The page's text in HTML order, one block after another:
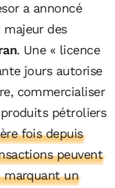
a annoncé
des
. Une « licence
jours autorise
commercialiser
pétroliers
fois depuis
peuvent
marquant un